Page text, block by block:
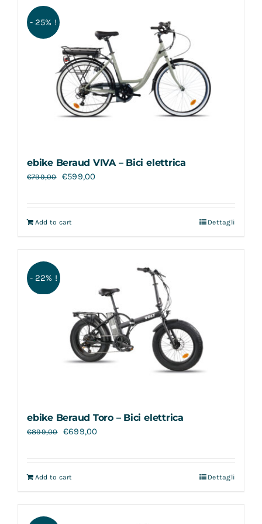
Contatti
- 25% !
ebike Beraud VIVA – Bici elettrica
€799,00 €599,00
Add to cart Dettagli
- 22% !
ebike Beraud Toro – Bici elettrica
€899,00 €699,00
Add to cart Dettagli